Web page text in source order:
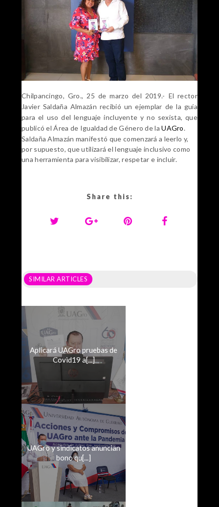
Chilpancingo, Gro., 25 de marzo del 2019.- El rector
Javier Saldaña Almazán recibió un ejemplar de la guía
para el uso del lenguaje incluyente y no sexista, que
publicó el Área de Igualdad de Género de laUAGro.
Saldaña Almazán manifestó que comenzará a leerlo y,
por supuesto, que utilizará el lenguaje inclusivo como
una herramienta para visibilizar, respetar e incluir.
Share this:
SIMILAR ARTICLES
Aplicará UAGro pruebas de
Covid19 a[...]
UAGro y sindicatos anuncian
bono qu[...]